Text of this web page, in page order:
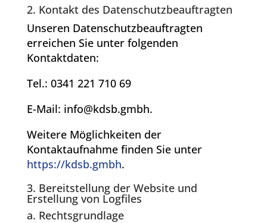
2. Kontakt des Datenschutzbeauftragten
Unseren Datenschutzbeauftragten
erreichen Sie unter folgenden
Kontaktdaten:
Tel.: 0341 221 710 69
E-Mail: info@kdsb.gmbh.
Weitere Möglichkeiten der
Kontaktaufnahme finden Sie unter
https://kdsb.gmbh.
3. Bereitstellung der Website und
Erstellung von Logfiles
a. Rechtsgrundlage